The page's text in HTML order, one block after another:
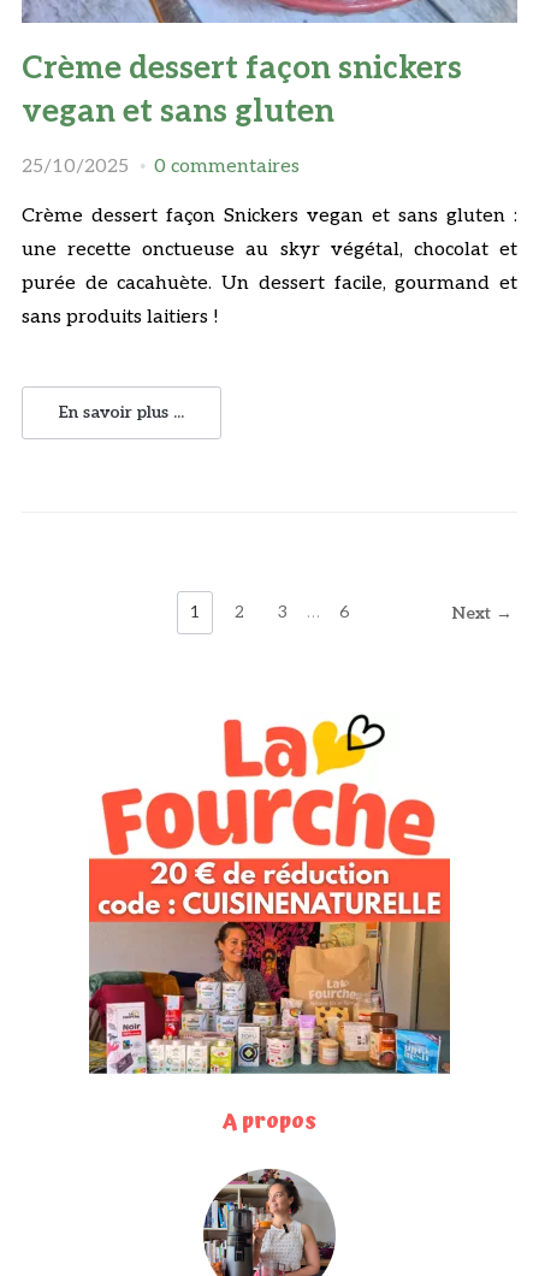
Crème dessert façon snickers
vegan et sans gluten
25/10/2025 0 commentaires
Crème dessert façon Snickers vegan et sans gluten :
une recette onctueuse au skyr végétal, chocolat et
purée de cacahuète. Un dessert facile, gourmand et
sans produits laitiers !
En savoir plus ...
1 2 3 … 6 Next →
A propos